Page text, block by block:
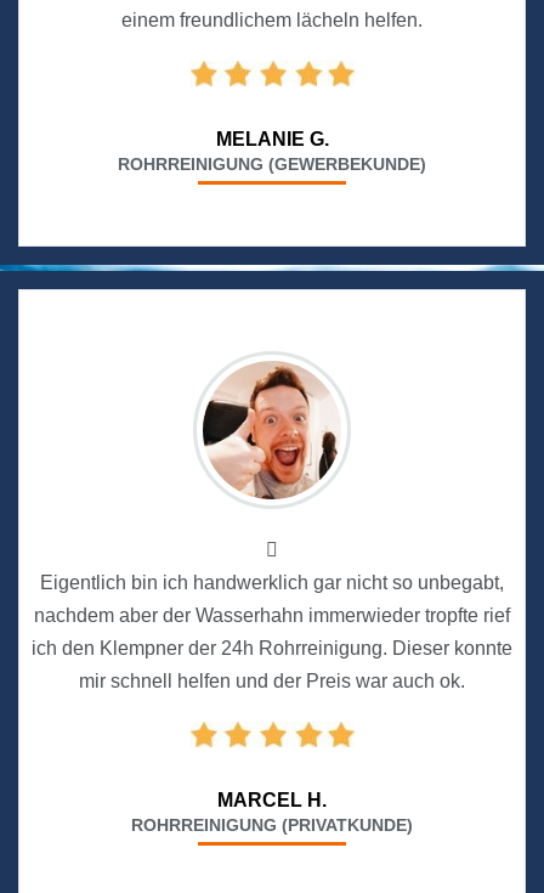
einem freundlichem lächeln helfen.
MELANIE G.
ROHRREINIGUNG (GEWERBEKUNDE)
Eigentlich bin ich handwerklich gar nicht so unbegabt,
nachdem aber der Wasserhahn immerwieder tropfte rief
ich den Klempner der 24h Rohrreinigung. Dieser konnte
mir schnell helfen und der Preis war auch ok.
MARCEL H.
ROHRREINIGUNG (PRIVATKUNDE)